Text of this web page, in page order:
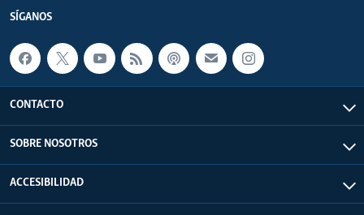
SÍGANOS
CONTACTO
SOBRE NOSOTROS
ACCESIBILIDAD